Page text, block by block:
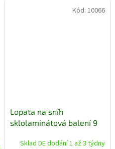
Lopata na sníh
sklolaminátová balení 9
Sklad DE dodání 1 až 3 týdny
Kód:10066